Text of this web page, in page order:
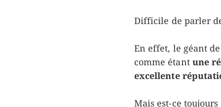
Difficile de parler
En effet, le géant
comme étant une
excellente
Mais est-ce